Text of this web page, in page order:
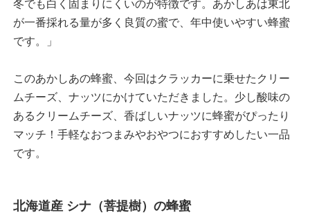
が一番採れる量が多く良質の蜜で、年中使いやすい蜂蜜
です。」
このあかしあの蜂蜜、今回はクラッカーに乗せたクリー
ムチーズ、ナッツにかけていただきました。少し酸味の
あるクリームチーズ、香ばしいナッツに蜂蜜がぴったり
マッチ！手軽なおつまみやおやつにおすすめしたい一品
です。
北海道産 シナ（菩提樹）の蜂蜜